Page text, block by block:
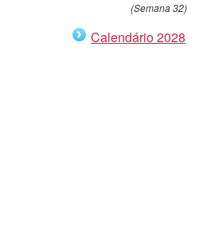
(Semana 32)
Calendário 2028